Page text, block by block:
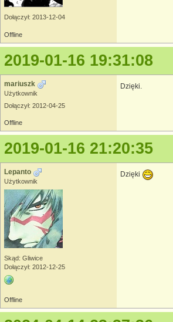
Dołączył: 2013-12-04
Offline
2019-01-16 19:31:08
mariuszk
Użytkownik
Dołączył: 2012-04-25
Dzięki.
Offline
2019-01-16 21:20:35
Lepanto
Użytkownik
Skąd: Gliwice
Dołączył: 2012-12-25
Dzięki
Offline